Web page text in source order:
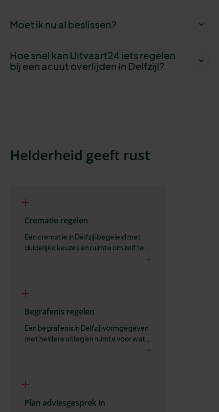
Moet ik nu al beslissen?
Hoe snel kan Uitvaart24 iets regelen
bij een acuut overlijden in Delfzijl?
Helderheid geeft rust
Crematie regelen
Een crematie in Delfzijl begeleid met
duidelijke keuzes en ruimte om zelf te
Begrafenis regelen
Een begrafenis in Delfzijl vormgegeven
met heldere uitleg en ruimte voor wat
Plan adviesgesprek in